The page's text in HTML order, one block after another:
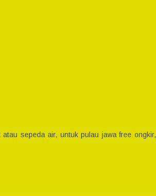
sepeda air, untuk pulau jawa free ongkir,